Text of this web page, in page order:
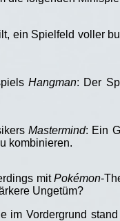
ein Spielfeld voller
Hangman: Der
Mastermind: Ein
kombinieren.
mitPokémon-
Ungetüm?
im Vordergrund